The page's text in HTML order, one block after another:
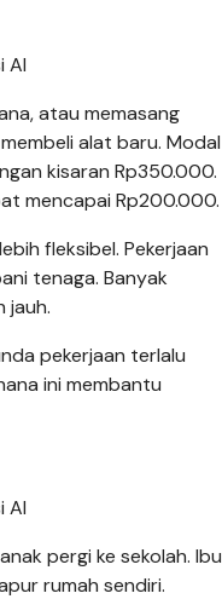
AI
atau memasang
alat baru. Modal
kisaran Rp350.000.
mencapai Rp200.000.
fleksibel. Pekerjaan
tenaga. Banyak
jauh.
pekerjaan terlalu
ini membantu
AI
pergi ke sekolah. Ibu
rumah sendiri.